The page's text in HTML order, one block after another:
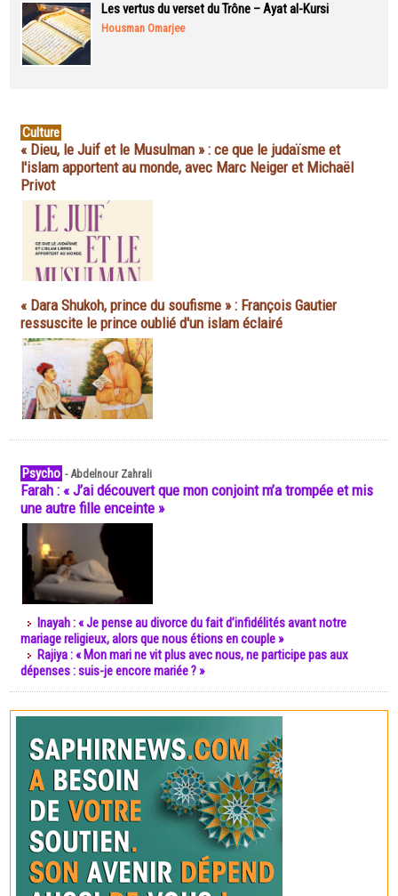
Les vertus du verset du Trône – Ayat al-Kursi
Housman Omarjee
Culture
« Dieu, le Juif et le Musulman » : ce que le judaïsme et
l'islam apportent au monde, avec Marc Neiger et Michaël
Privot
« Dara Shukoh, prince du soufisme » : François Gautier
ressuscite le prince oublié d'un islam éclairé
Psycho -Abdelnour Zahrali
Farah : « J’ai découvert que mon conjoint m’a trompée et mis
une autre fille enceinte »
Inayah : « Je pense au divorce du fait d’infidélités avant notre
mariage religieux, alors que nous étions en couple »
Rajiya : « Mon mari ne vit plus avec nous, ne participe pas aux
dépenses : suis-je encore mariée ? »